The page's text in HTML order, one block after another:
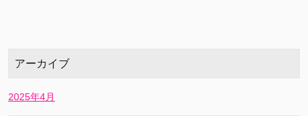
アーカイブ
2025年4月